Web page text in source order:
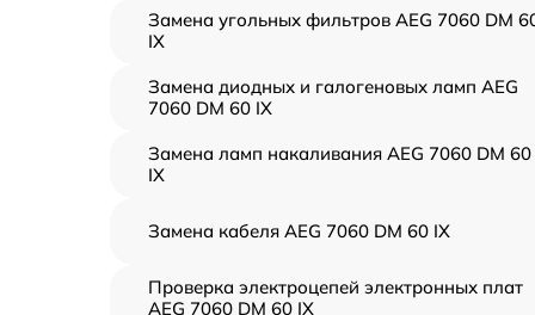
Замена угольных фильтров AEG 7060 DM
IX
Замена диодных и галогеновых ламп AEG
7060 DM 60 IX
Замена ламп накаливания AEG 7060 DM 60
IX
Замена кабеля AEG 7060 DM 60 IX
Проверка электроцепей электронных плат
AEG 7060 DM 60 IX